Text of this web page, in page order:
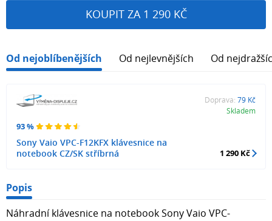
KOUPIT ZA 1 290 KČ
Od nejoblíbenějších Od nejlevnějších Od
93 %
Sony Vaio VPC-F12KFX klávesnice na
notebook CZ/SK stříbrná
Doprava: 79 Kč
Skladem
1 290 Kč
Popis
Náhradní klávesnice na notebook Sony Vaio VPC-